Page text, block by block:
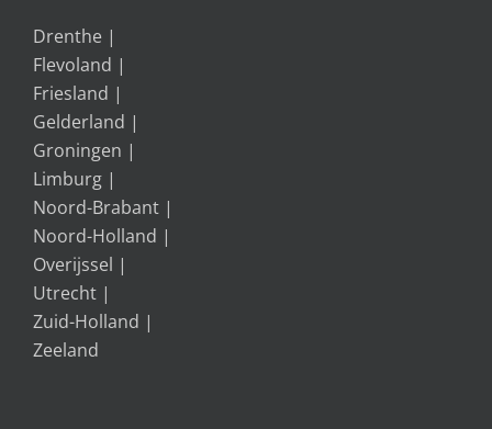
Drenthe |
Flevoland |
Friesland |
Gelderland |
Groningen |
Limburg |
Noord-Brabant |
Noord-Holland |
Overijssel |
Utrecht |
Zuid-Holland |
Zeeland